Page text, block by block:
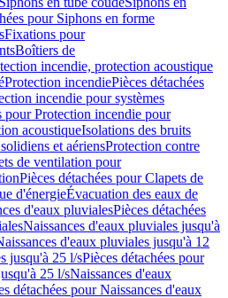
pour Siphons en forme
Fixations pour
Boîtiers de
incendie, protection acoustique
Protection incendiePièces détachées
incendie pour systèmes
pour Protection incendie pour
acoustiqueIsolations des bruits
et aériensProtection contre
de ventilation pour
Pièces détachées pour Clapets de
d'énergieÉvacuation des eaux de
d'eaux pluvialesPièces détachées
Naissances d'eaux pluviales jusqu'à
d'eaux pluviales jusqu'à 12
jusqu'à 25 l/sPièces détachées pour
25 l/sNaissances d'eaux
détachées pour Naissances d'eaux